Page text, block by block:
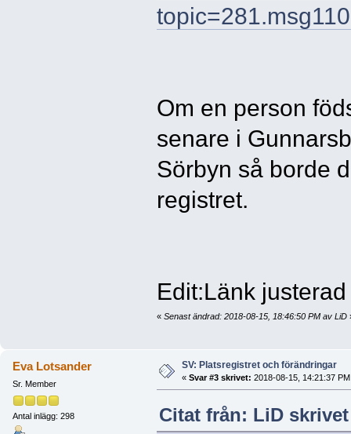
Om en person
senare i
Sörbyn så borde
registret.
Edit:Länk justerad
« Senast ändrad: 2018-08-15, 18:46:50 PM av LiD
Eva Lotsander
Sr. Member
Antal inlägg: 298
SV: Platsregistret och förändringar
« Svar #3 skrivet: 2018-08-15, 14:21:37
Citat från: LiD skrivet